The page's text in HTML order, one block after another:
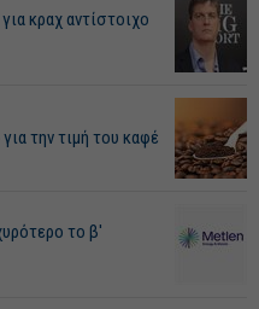
κραχ αντίστοιχο
την τιμή του καφέ
το β'